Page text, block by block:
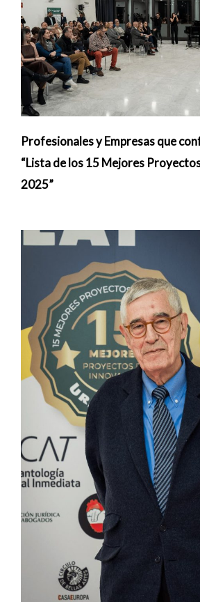
Profesionales y Empresas que
“Lista de los 15 Mejores
2025”